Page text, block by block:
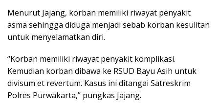
Menurut Jajang, korban memiliki riwayat penyakit
asma sehingga diduga menjadi sebab korban kesulitan
untuk menyelamatkan diri.
“Korban memiliki riwayat penyakit komplikasi.
Kemudian korban dibawa ke RSUD Bayu Asih untuk
divisum et revertum. Kasus ini ditangai Satreskrim
Polres Purwakarta,” pungkas Jajang.